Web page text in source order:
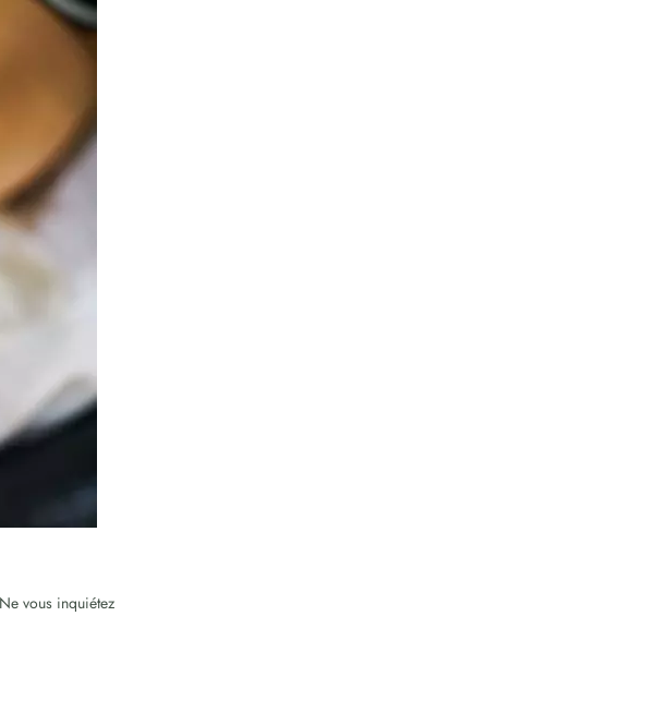
vous inquiétez